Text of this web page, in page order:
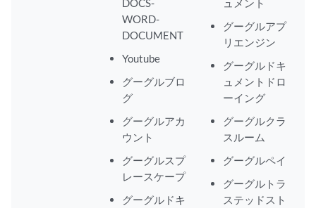
DOCS-
WORD-
DOCUMENT
Youtube
グーグルブロ
グ
グーグルアカ
ウント
グーグルスプ
レースケープ
グーグルドキ
ュメント
グーグルアプ
リエンジン
グーグルドキ
ュメントドロ
ーイング
グーグルクラ
スルーム
グーグルペイ
グーグルトラ
ステッドスト